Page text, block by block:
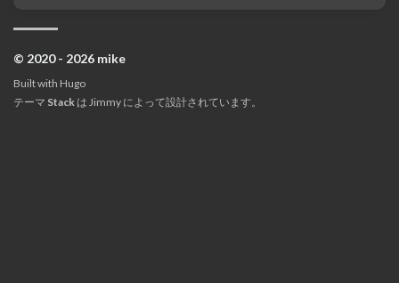
© 2020 - 2026 mike
Built with Hugo
テーマ Stack は Jimmy によって設計されています。